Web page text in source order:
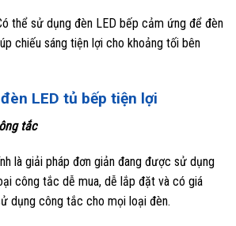
thể sử dụng đèn LED bếp cảm ứng để đèn
chiếu sáng tiện lợi cho khoảng tối bên
LED tủ bếp tiện lợi
tắc
là giải pháp đơn giản đang được sử dụng
công tắc dễ mua, dễ lắp đặt và có giá
dụng công tắc cho mọi loại đèn.